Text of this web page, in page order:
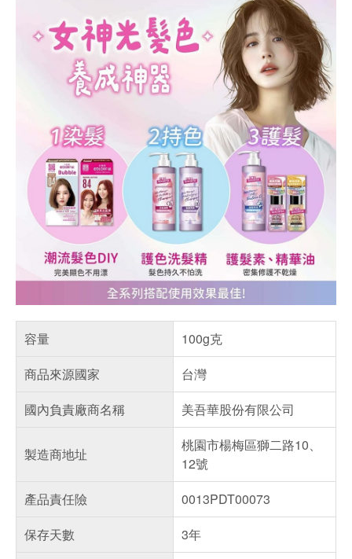
容量
100g克
商品來源國家
台灣
國內負責廠商名稱
美吾華股份有限公司
製造商地址
桃園市楊梅區獅二路10、
12號
產品責任險
0013PDT00073
保存天數
3年